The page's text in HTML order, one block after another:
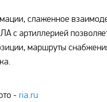
слаженное
с артиллерией
маршруты
- ria.ru